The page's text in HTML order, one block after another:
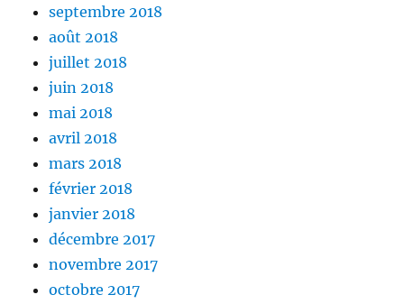
septembre 2018
août 2018
juillet 2018
juin 2018
mai 2018
avril 2018
mars 2018
février 2018
janvier 2018
décembre 2017
novembre 2017
octobre 2017